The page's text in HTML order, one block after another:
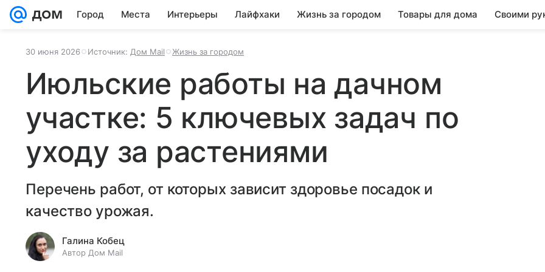
Город Места Интерьеры Лайфхаки Жизнь за городом Товары для дома Своими
30 июня 2026 Источник: Дом Mail Жизнь за городом
Июльские работы на дачном
участке: 5 ключевых задач по
уходу за растениями
Перечень работ, от которых зависит здоровье посадок и
качество урожая.
Галина Кобец
Автор Дом Mail